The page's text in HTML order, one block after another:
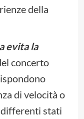
della
evita la
concerto
di velocità o
stati